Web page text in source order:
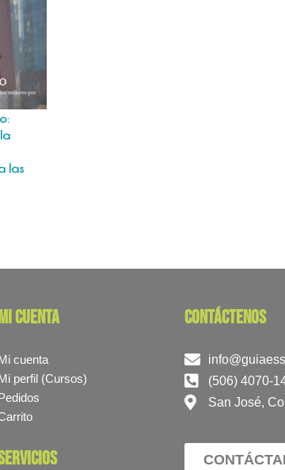
las
cuenta
cuenta
perfil (Cursos)
contáctenos
(506) 4070-
San José,